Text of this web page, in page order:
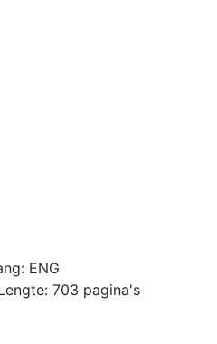
ENG
703 pagina's